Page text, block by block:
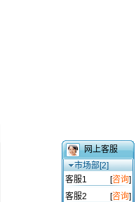
网上客服
市场部[2]
客服1
[咨询]
客服2
[咨询]